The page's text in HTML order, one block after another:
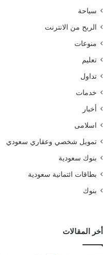
سياحة
الربح من الانترنت
منوعات
تعليم
تداول
خدمات
أخبار
اسلامى
تمويل شخصي وعقاري سعودي
بنوك سعودية
بطاقات ائتمانية سعودية
بنوك
أخر المقالات